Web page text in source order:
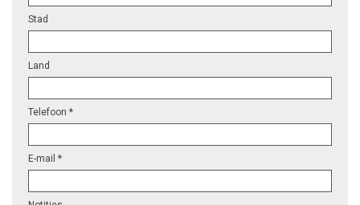
Stad
Land
Telefoon *
E-mail *